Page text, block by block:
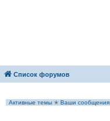
Список форумов
Активные темы ✭ Ваши сообщения